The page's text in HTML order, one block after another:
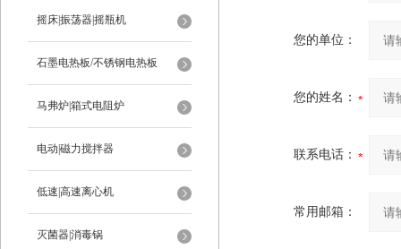
摇床|振荡器|摇瓶机
石墨电热板/不锈钢电热板
马弗炉|箱式电阻炉
电动|磁力搅拌器
低速|高速离心机
灭菌器|消毒锅
您的单位：
您的姓名：
联系电话：
常用邮箱：